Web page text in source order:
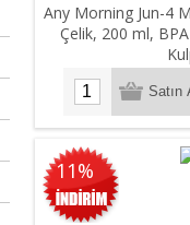
Any Morning Jun-4
Çelik, 200 ml,
11%